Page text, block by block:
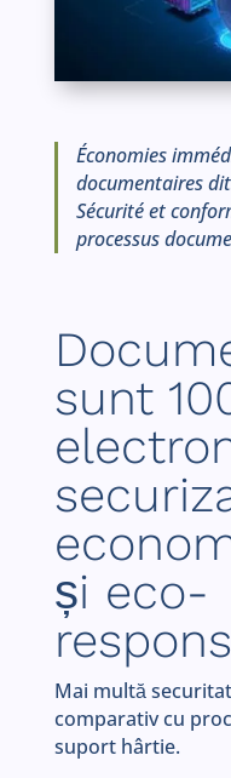
Économies
documentaires
Sécurité et
processus
sunt
și eco-
Mai multă
comparativ cu
suport hârtie.